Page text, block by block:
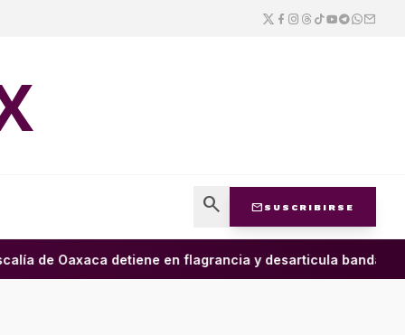
search mail SUSCRIBIRSE
de Oaxaca detiene en flagrancia y desarticula banda